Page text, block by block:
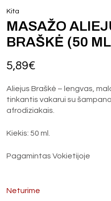
Kita
MASAŽO
BRAŠKĖ (50
5,89€
Aliejus Braškė – lengvas,
tinkantis vakarui su
afrodiziakais.
Kiekis: 50 ml.
Pagamintas Vokietijoje
Neturime